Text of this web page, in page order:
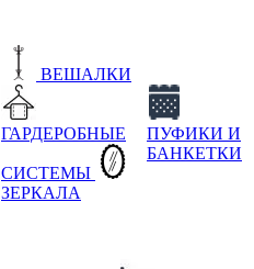
ВЕШАЛКИ
ГАРДЕРОБНЫЕ
СИСТЕМЫ
ЗЕРКАЛА
ПУФИКИ И
БАНКЕТКИ